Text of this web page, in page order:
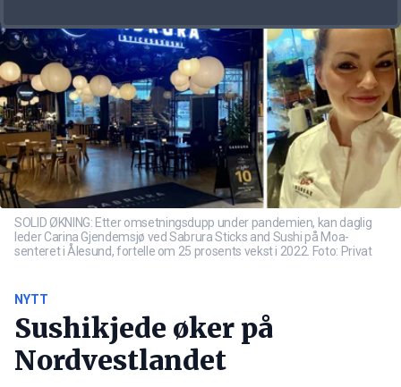
SOLID ØKNING: Etter omsetningsdupp under pandemien, kan daglig
leder Carina Gjendemsjø ved Sabrura Sticks and Sushi på Moa-
senteret i Ålesund, fortelle om 25 prosents vekst i 2022. Foto: Privat
NYTT
Sushikjede øker på
Nordvestlandet